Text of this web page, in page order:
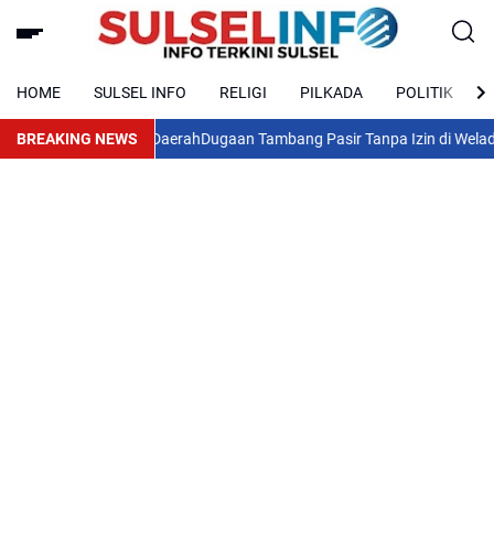
HOME SULSEL INFO RELIGI PILKADA POLITIK
BREAKING NEWS
Daerah Dugaan Tambang Pasir Tanpa Izin di Welado